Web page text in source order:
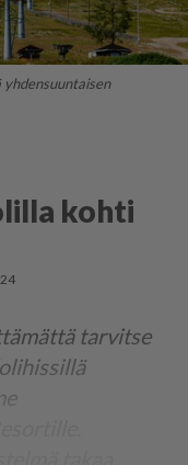
kohti
tarvitse